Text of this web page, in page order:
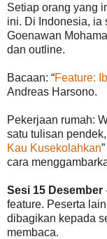
Setiap orang yang
ini. Di Indonesia, ia
Goenawan
dan outline.
Bacaan: “Feature:
Andreas Harsono.
Pekerjaan rumah:
satu tulisan
Kau Kusekolahkan
cara
Sesi 15 Desember
feature. Peserta
dibagikan kepada
membaca.